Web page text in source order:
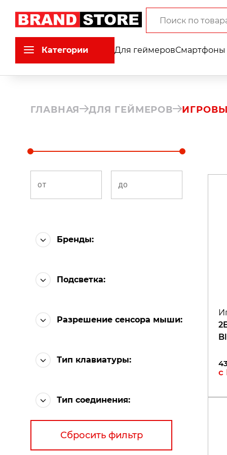
Категории Для геймеровСмартфоны
ГЛАВНАЯ ДЛЯ ГЕЙМЕРОВ
от до
Бренды:
Подсветка:
Разрешение сенсора мыши:
Тип клавиатуры:
Тип соединения:
Сбросить фильтр
с